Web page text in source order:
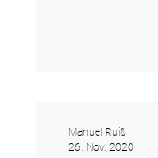
Manuel Ruiß
26. Nov. 2020